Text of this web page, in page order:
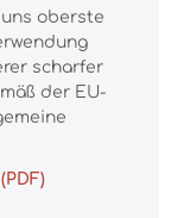
oberste
scharfer
der EU-